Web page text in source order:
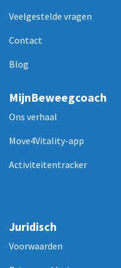
Veelgestelde vragen
Contact
Blog
MijnBeweegcoach
Ons verhaal
Move4Vitality-app
Activiteitentracker
Juridisch
Voorwaarden